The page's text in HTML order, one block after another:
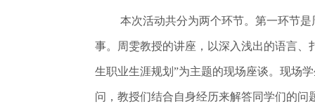
本次活动共分为两个环节。第一环节
事。周雯教授的讲座，以深入浅出的语言
生职业生涯规划”为主题的现场座谈。现场
问，教授们结合自身经历来解答同学们的